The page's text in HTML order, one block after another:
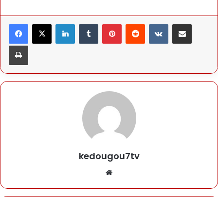
LinkedinTumblr PinterestReddit VKontaktePartager par email
Imprimer
kedougou7tv